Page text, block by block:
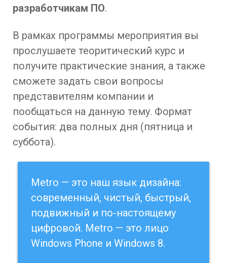
разработчикам ПО.
В рамках программы мероприятия вы
прослушаете теоритический курс и
получите практические знания, а также
сможете задать свои вопросы
представителям компании и
пообщаться на данную тему. Формат
события: два полных дня (пятница и
суббота).
Metro — это наш язык дизайна:
современный, чистый, быстрый,
подвижный и по-настоящему
цифровой. Metro — это лицо
Windows Phone и Windows 8.